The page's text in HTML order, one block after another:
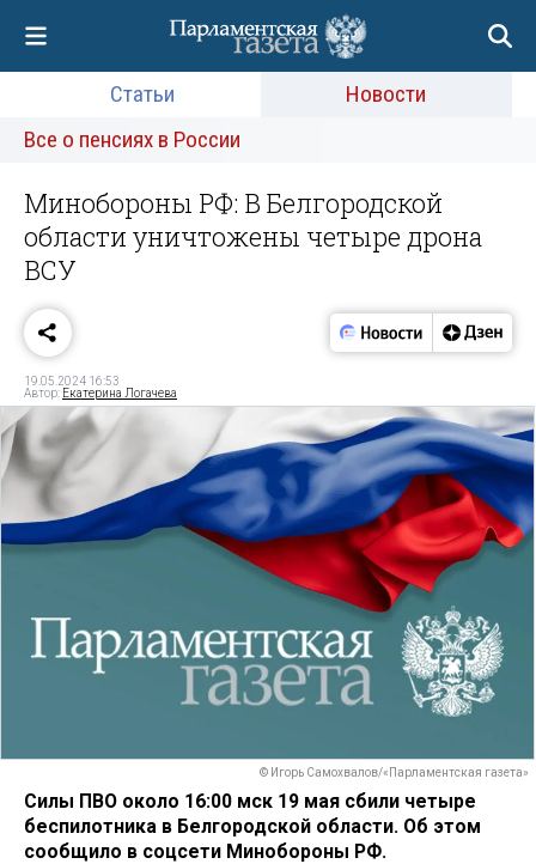
Статьи
Новости
Все о пенсиях в России
Минобороны РФ: В Белгородской
области уничтожены четыре дрона
ВСУ
19.05.2024 16:53
Автор: Екатерина Логачева
© Игорь Самохвалов/«Парламентская газета»
Силы ПВО около 16:00 мск 19 мая сбили четыре
беспилотника в Белгородской области. Об этом
сообщило в соцсети Минобороны РФ.